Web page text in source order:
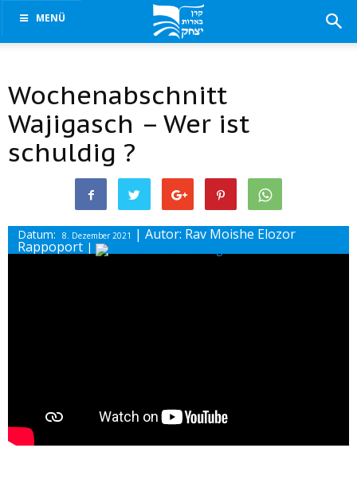
MENÜ
Wochenabschnitt
Wajigasch – Wer ist
schuldig ?
Datum: 8. Dezember 2021 | Autor: Rav Moishe Elozor
Rappoport |